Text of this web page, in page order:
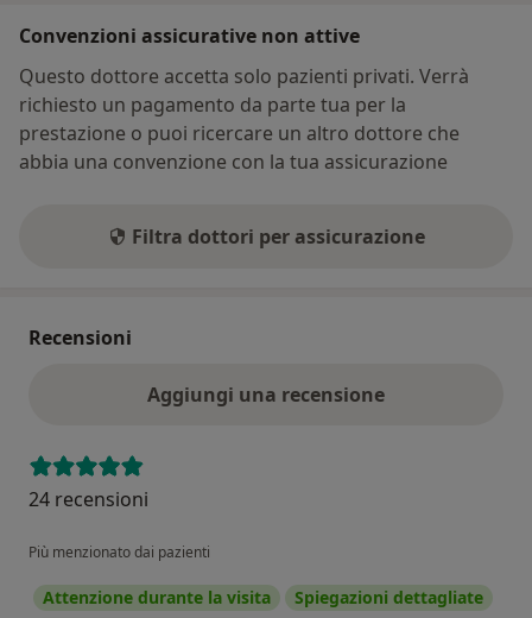
Convenzioni assicurative non attive
Questo dottore accetta solo pazienti privati. Verrà
richiesto un pagamento da parte tua per la
prestazione o puoi ricercare un altro dottore che
abbia una convenzione con la tua assicurazione
Filtra dottori per assicurazione
Recensioni
Aggiungi una recensione
24 recensioni
Più menzionato dai pazienti
Attenzione durante la visita
Spiegazioni dettagliate